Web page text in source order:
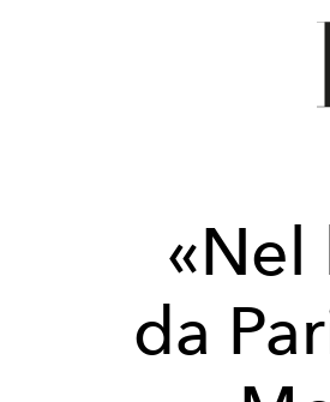
«Nel
da